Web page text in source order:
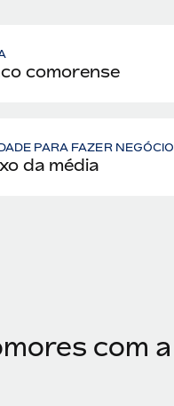
comorense
PARA FAZER
da média
com a